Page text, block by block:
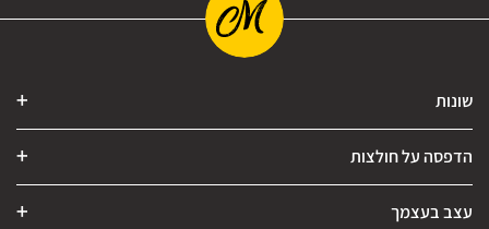
שונות
הדפסה על חולצות
עצב בעצמך